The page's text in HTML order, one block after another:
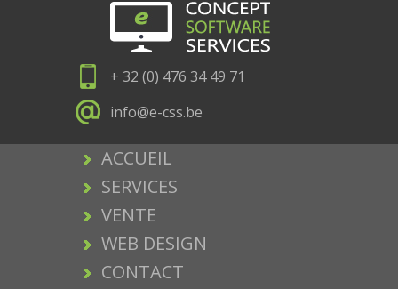
+ 32 (0) 476 34 49 71
info@e-css.be
ACCUEIL
SERVICES
VENTE
WEB DESIGN
CONTACT